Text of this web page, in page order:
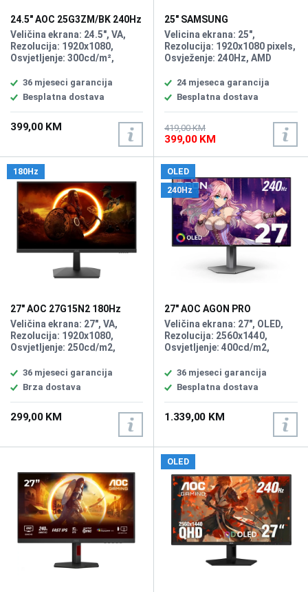
24.5" AOC 25G3ZM/BK 240Hz
Gaming Display
Veličina ekrana: 24.5", VA,
Rezolucija: 1920x1080,
Osvjetljenje: 300cd/m²,
Osvježenje: 240Hz, AMD
FreeSync Premium, Priključci:
DisplayPort, 2xHDMI 2.0.
36 mjeseci garancija
Besplatna dostava
399,00 KM
25" SAMSUNG
LS25BG400EUXEN Odyssey
G4 240Hz Display
Velicina ekrana: 25",
Rezolucija: 1920x1080 pixels,
Osvježenje: 240Hz, AMD
Sync, Osvjetljenje: 400 cd/m²,
Vrijeme odziva: 1ms,
Priključci: 2xHDMI,
Displayport
24 mjeseca garancija
Besplatna dostava
419,00 KM
399,00 KM
180Hz
27" AOC 27G15N2 180Hz
Gaming Display
Veličina ekrana: 27", VA,
Rezolucija: 1920x1080,
Osvjetljenje: 250cd/m2,
Osvježenje: 180Hz, Priključci:
HDMI 2.0, DisplayPort 1.4,
36 mjeseci garancija
Brza dostava
299,00 KM
OLED
240Hz
27" AOC AGON PRO
AG276QZD2 2K OLED 240Hz
Gaming Display
Veličina ekrana: 27", OLED,
Rezolucija: 2560x1440,
Osvjetljenje: 400cd/m2,
Osvježenje: 240Hz, Adaptive
Sync, Priključci: 2xHDMI 2.0,
2xDisplayPort, 2xUSB 3.2,
USB-B 3.2, Zvučnici 2x5W
36 mjeseci garancija
Besplatna dostava
1.339,00 KM
OLED